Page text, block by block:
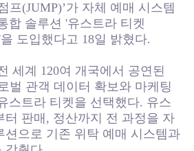
프(JUMP)’가 자체 예매 시스템
합 솔루션 '유스트라 티켓
도입했다고 18일 밝혔다.
세계 120여 개국에서 공연된
벌 관객 데이터 확보와 마케팅
스트라 티켓을 선택했다. 유스
터 판매, 정산까지 전 과정을 자
션으로 기존 위탁 예매 시스템과